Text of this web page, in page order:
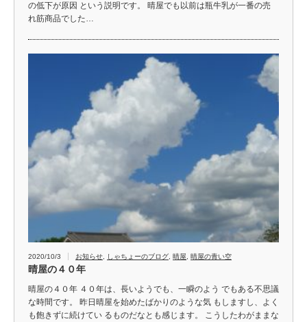
の低下が原因 という説明です。 晴屋でも以前は瓶牛乳が一番の売
れ筋商品でした…
2020/10/3 お知らせ しゃちょーのブログ 晴屋 晴屋の青い空
晴屋の４０年
晴屋の４０年 ４０年は、長いようでも、一瞬のよう でもある不思議
な時間です。 昨日晴屋を始めたばかりのような気 もしますし、よく
も飽きずに続けてい るものだなとも感じます。 こうしたわがままな